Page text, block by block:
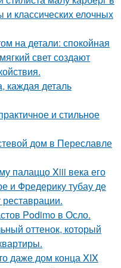
классических елочных
на детали: спокойная
свет создают
каждая деталь
и стильное
дом в Переславле
палаццо Xiii века его
и Фредерику тубау де
Podimo в Осло.
оттенок, который
даже дом конца XIX